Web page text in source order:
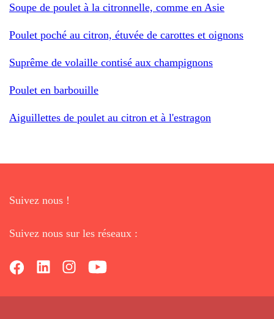
Soupe de poulet à la citronnelle, comme en Asie
Poulet poché au citron, étuvée de carottes et oignons
Suprême de volaille contisé aux champignons
Poulet en barbouille
Aiguillettes de poulet au citron et à l'estragon
Suivez nous !
Suivez nous sur les réseaux :